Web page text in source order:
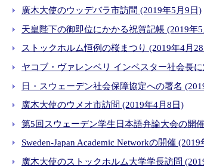
廣木大使のウッデバラ市訪問 (2019年5月9日)
天皇陛下の御即位にかかる祝賀記帳 (2019年
ストックホルム恒例の桜まつり (2019年4月
ヤコブ・ヴァレンベリ インベスター社会長
日・スウェーデン社会保障協定への署名
廣木大使のウメオ市訪問 (2019年4月8日)
第5回スウェーデン学生日本語弁論大会の開
Sweden-Japan Academic Networkの開催
廣木大使のストックホルム大学学長訪問